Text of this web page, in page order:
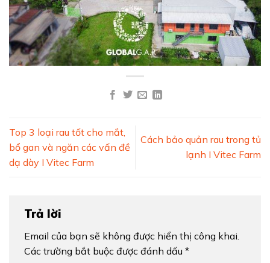
Top 3 loại rau tốt cho mắt,
bổ gan và ngăn các vấn đề
dạ dày I Vitec Farm
Cách bảo quản rau trong tủ
lạnh I Vitec Farm
Trả lời
Email của bạn sẽ không được hiển thị công khai.
Các trường bắt buộc được đánh dấu *